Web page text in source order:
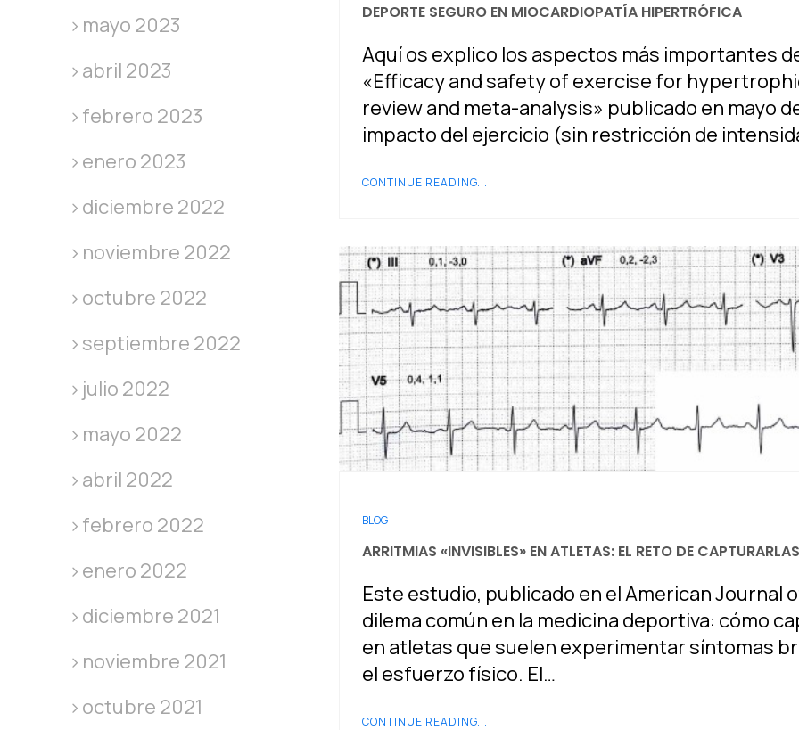
DEPORTE SEGURO EN MIOCARDIOPATÍA HIPERTRÓFICA
Aquí os explico los aspectos más importantes
«Efficacy and safety of exercise for
review and meta-analysis» publicado en mayo
impacto del ejercicio (sin restricción de
CONTINUE READING...
BLOG
ARRITMIAS «INVISIBLES» EN ATLETAS: EL RETO DE CAPTURARLAS
Este estudio, publicado en el American Journal
dilema común en la medicina deportiva: cómo
en atletas que suelen experimentar síntomas
el esfuerzo físico. El…
CONTINUE READING...
mayo 2023
abril 2023
febrero 2023
enero 2023
diciembre 2022
noviembre 2022
octubre 2022
septiembre 2022
julio 2022
mayo 2022
abril 2022
febrero 2022
enero 2022
diciembre 2021
noviembre 2021
octubre 2021